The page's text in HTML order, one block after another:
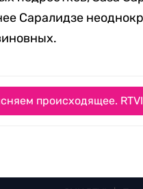
Саралидзе
происходящее.